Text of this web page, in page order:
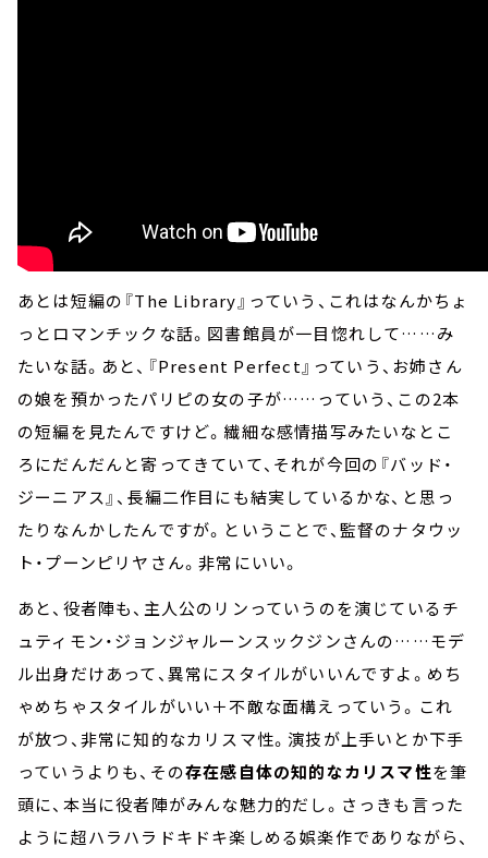
あとは短編の『The Library』っていう、これはなんかちょ
っとロマンチックな話。図書館員が一目惚れして……み
たいな話。あと、『Present Perfect』っていう、お姉さん
の娘を預かったパリピの女の子が……っていう、この2本
の短編を見たんですけど。繊細な感情描写みたいなとこ
ろにだんだんと寄ってきていて、それが今回の『バッド・
ジーニアス』、長編二作目にも結実しているかな、と思っ
たりなんかしたんですが。ということで、監督のナタウッ
ト・プーンピリヤさん。非常にいい。
あと、役者陣も、主人公のリンっていうのを演じているチ
ュティモン・ジョンジャルーンスックジンさんの……モデ
ル出身だけあって、異常にスタイルがいいんですよ。めち
ゃめちゃスタイルがいい＋不敵な面構えっていう。これ
が放つ、非常に知的なカリスマ性。演技が上手いとか下手
っていうよりも、その存在感自体の知的なカリスマ性を筆
頭に、本当に役者陣がみんな魅力的だし。さっきも言った
ように超ハラハラドキドキ楽しめる娯楽作でありながら、